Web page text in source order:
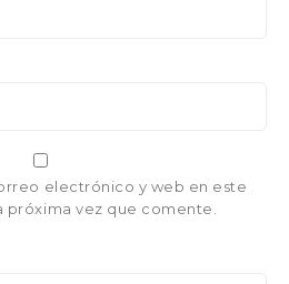
electrónico y web en este
próxima vez que comente.